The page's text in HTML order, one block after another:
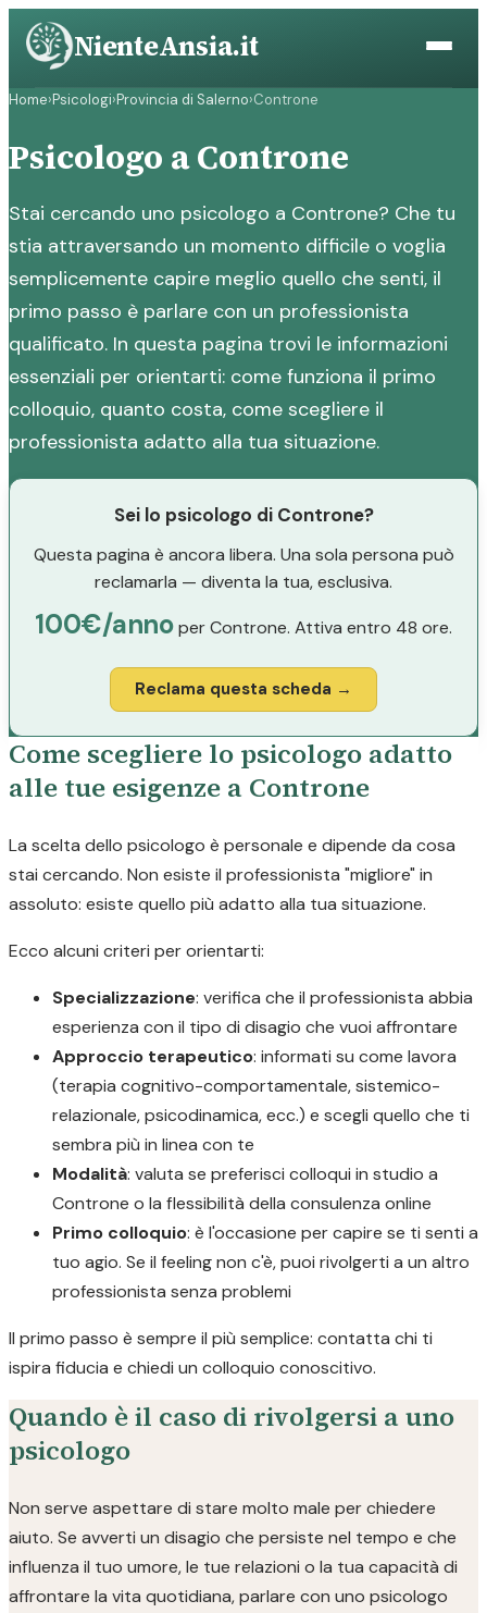
Vai
contenuto
NienteAnsia.it
Home›Psicologi›Provincia di Salerno›Controne
Psicologo a Controne
Stai cercando uno psicologo a Controne? Che tu
stia attraversando un momento difficile o voglia
semplicemente capire meglio quello che senti, il
primo passo è parlare con un professionista
qualificato. In questa pagina trovi le informazioni
essenziali per orientarti: come funziona il primo
colloquio, quanto costa, come scegliere il
professionista adatto alla tua situazione.
Sei lo psicologo di Controne?
Questa pagina è ancora libera. Una sola persona può
reclamarla — diventa la tua, esclusiva.
100€/annoper Controne. Attiva entro 48 ore.
Reclama questa scheda →
Come scegliere lo psicologo adatto
alle tue esigenze a Controne
La scelta dello psicologo è personale e dipende da cosa
stai cercando. Non esiste il professionista "migliore" in
assoluto: esiste quello più adatto alla tua situazione.
Ecco alcuni criteri per orientarti:
Specializzazione: verifica che il professionista abbia
esperienza con il tipo di disagio che vuoi affrontare
Approccio terapeutico: informati su come lavora
(terapia cognitivo-comportamentale, sistemico-
relazionale, psicodinamica, ecc.) e scegli quello che ti
sembra più in linea con te
Modalità: valuta se preferisci colloqui in studio a
Controne o la flessibilità della consulenza online
Primo colloquio: è l'occasione per capire se ti senti a
tuo agio. Se il feeling non c'è, puoi rivolgerti a un altro
professionista senza problemi
Il primo passo è sempre il più semplice: contatta chi ti
ispira fiducia e chiedi un colloquio conoscitivo.
Quando è il caso di rivolgersi a uno
psicologo
Non serve aspettare di stare molto male per chiedere
aiuto. Se avverti un disagio che persiste nel tempo e che
influenza il tuo umore, le tue relazioni o la tua capacità di
affrontare la vita quotidiana, parlare con uno psicologo